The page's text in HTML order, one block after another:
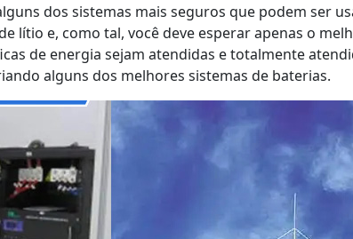
dos sistemas mais seguros que podem ser
lítio e, como tal, você deve esperar apenas o
de energia sejam atendidas e totalmente
alguns dos melhores sistemas de baterias.